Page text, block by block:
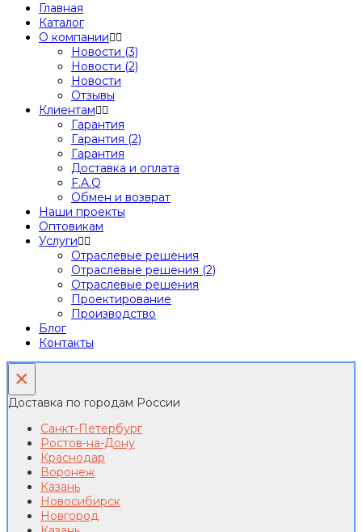
Главная
Каталог
О компании
Новости (3)
Новости (2)
Новости
Отзывы
Клиентам
Гарантия
Гарантия (2)
Гарантия
Доставка и оплата
F.A.Q
Обмен и возврат
Наши проекты
Оптовикам
Услуги
Отраслевые решения
Отраслевые решения (2)
Отраслевые решения
Проектирование
Производство
Блог
Контакты
×
Доставка по городам России
Санкт-Петербург
Ростов-на-Дону
Краснодар
Воронеж
Казань
Новосибирск
Новгород